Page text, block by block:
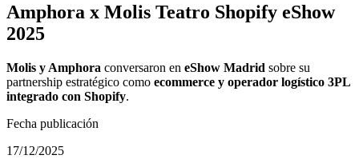
Amphora x Molis Teatro Shopify eShow
2025
Molis y Amphora conversaron en eShow Madrid sobre su
partnership estratégico como ecommerce y operador logístico 3PL
integrado con Shopify.
Fecha publicación
17/12/2025